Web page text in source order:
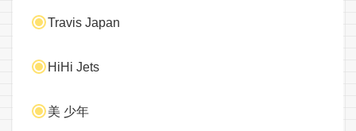
Travis Japan
HiHi Jets
美 少年